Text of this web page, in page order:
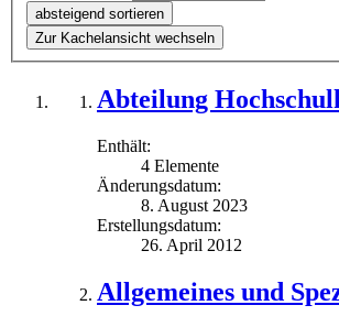
absteigend sortieren
Zur Kachelansicht wechseln
Abteilung
Enthält:
4 Elemente
Änderungsdatum:
8. August 2023
Erstellungsdatum:
26. April 2012
Allgemeines und